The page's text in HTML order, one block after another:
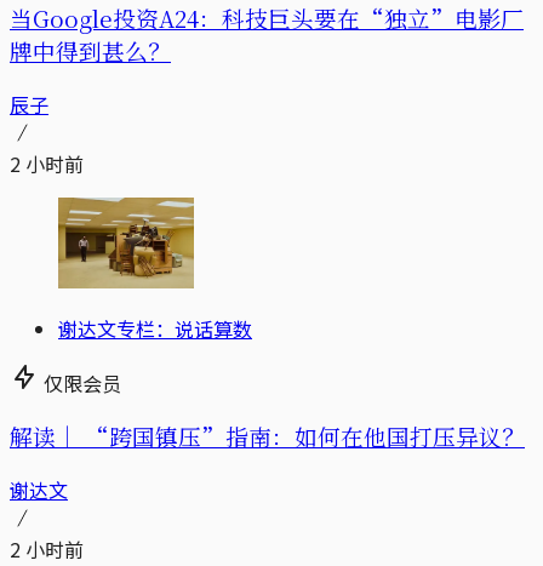
当Google投资A24：科技巨头要在“独立”电影厂
牌中得到甚么？
辰子
2 小时前
谢达文专栏：说话算数
仅限会员
解读｜ “跨国镇压”指南：如何在他国打压异议？
谢达文
2 小时前